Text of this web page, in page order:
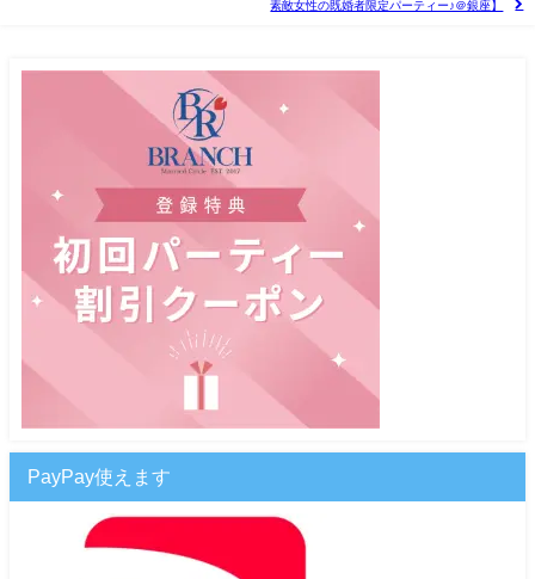
素敵女性の既婚者限定パーティー♪＠銀座】
PayPay使えます